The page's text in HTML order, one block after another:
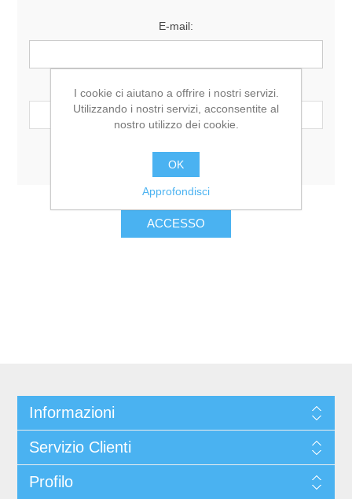
E-mail:
Password:
Resta collegato Password dimenticata?
Informazioni
Servizio Clienti
Profilo
I cookie ci aiutano a offrire i nostri servizi.
Utilizzando i nostri servizi, acconsentite al
nostro utilizzo dei cookie.
OK
Approfondisci